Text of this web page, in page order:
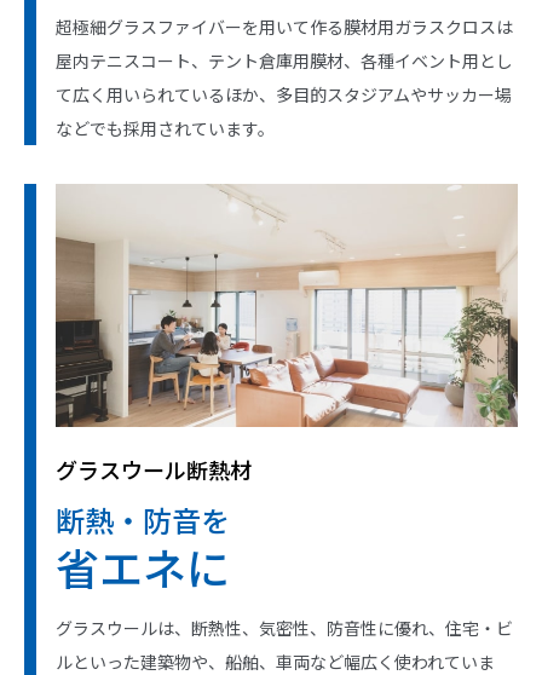
超極細グラスファイバーを用いて作る膜材用ガラスクロスは
屋内テニスコート、テント倉庫用膜材、各種イベント用とし
て広く用いられているほか、多目的スタジアムやサッカー場
などでも採用されています。
グラスウール断熱材
断熱・防音を
省エネに
グラスウールは、断熱性、気密性、防音性に優れ、住宅・ビ
ルといった建築物や、船舶、車両など幅広く使われていま